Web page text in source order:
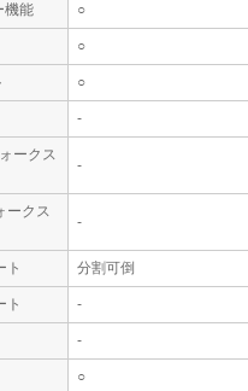
機能 ○
○
○
-
ークス
-
ークス
-
ト 分割可倒
ト -
-
○